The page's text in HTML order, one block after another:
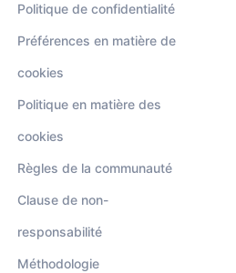
Politique de confidentialité
Préférences en matière de
cookies
Politique en matière des
cookies
Règles de la communauté
Clause de non-
responsabilité
Méthodologie